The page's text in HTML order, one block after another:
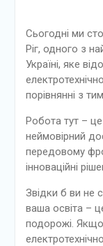
Сьогодні ми
Ріг, одного з
Україні, яке
порівнянні з
Робота тут – це
неймовірний
передовому
інноваційні
Звідки б ви не
ваша освіта –
подорожі.